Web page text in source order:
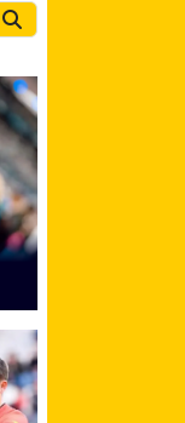
Search